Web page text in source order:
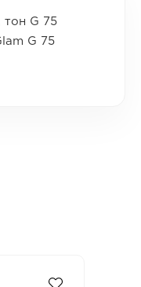
тон G 75
G 75